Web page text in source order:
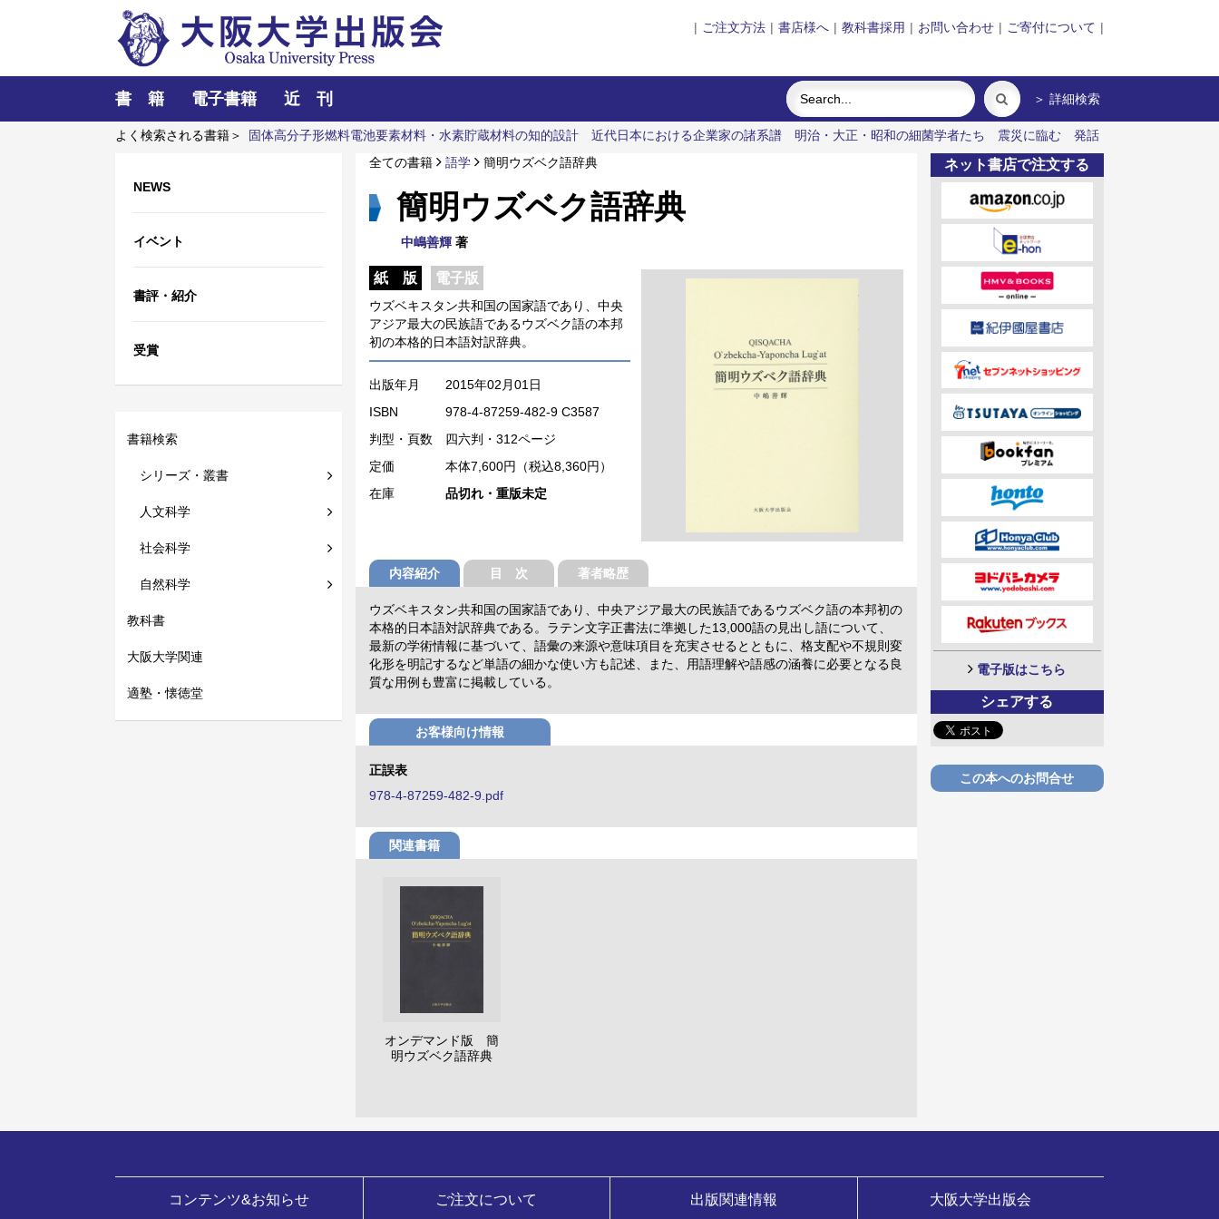
| ご注文方法 | 書店様へ | 教科書採用 | お問い合わせ | ご寄付について |
書 籍 電子書籍 近 刊 ＞ 詳細検索
よく検索される書籍＞ 固体高分子形燃料電池要素材料・水素貯蔵材料の知的設計 近代日本における企業家の諸系譜 明治・大正・昭和の細菌学者たち 震災に臨む
発話
ポンプの流体力学
NEWS
イベント
書評・紹介
受賞
書籍検索
シリーズ・叢書
人文科学
社会科学
自然科学
教科書
大阪大学関連
適塾・懐徳堂
全ての書籍 語学 簡明ウズベク語辞典
簡明ウズベク語辞典
中嶋善輝 著
紙 版 電子版
ウズベキスタン共和国の国家語であり、中央
アジア最大の民族語であるウズベク語の本邦
初の本格的日本語対訳辞典。
出版年月
2015年02月01日
ISBN
978-4-87259-482-9 C3587
判型・頁数 四六判・312ページ
定価
本体7,600円（税込8,360円）
在庫
品切れ・重版未定
内容紹介 目 次 著者略歴
ウズベキスタン共和国の国家語であり、中央アジア最大の民族語であるウズベク語の本邦初の
本格的日本語対訳辞典である。ラテン文字正書法に準拠した13,000語の見出し語について、
最新の学術情報に基づいて、語彙の来源や意味項目を充実させるとともに、格支配や不規則変
化形を明記するなど単語の細かな使い方も記述、また、用語理解や語感の涵養に必要となる良
質な用例も豊富に掲載している。
お客様向け情報
正誤表
978-4-87259-482-9.pdf
関連書籍
オンデマンド版 簡
明ウズベク語辞典
ネット書店で注文する
電子版はこちら
シェアする
この本へのお問合せ
コンテンツ&お知らせ ご注文について 出版関連情報 大阪大学出版会